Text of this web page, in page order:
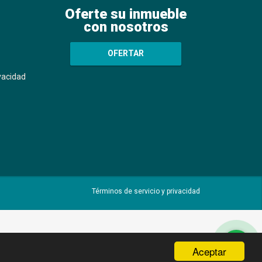
Aceptar
Oferte su inmueble
con nosotros
OFERTAR
Términos de servicio y privacidad